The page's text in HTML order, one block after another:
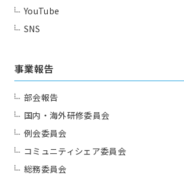
アグリベンチャー
JOC ビジネススクール
ボ）
同好会
一覧を見る
アズーロ（サッカー愛好
会）
十柱戯（ボウリング）
YouTube
SNS
事業報告
部会報告
国内・海外研修委員会
例会委員会
コミュニティシェア委員会
総務委員会